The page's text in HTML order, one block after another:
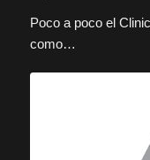
Poco a poco el
como…